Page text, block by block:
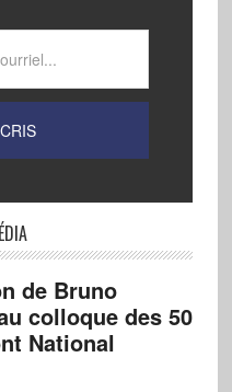
de Bruno
colloque des 50
National